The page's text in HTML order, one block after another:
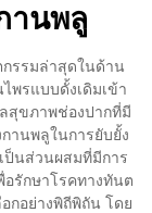
านพลู
รรมล่าสุดในด้าน
รแบบดั้งเดิมเข้า
สุขภาพช่องปากที่มี
านพลูในการยับยั้ง
ป็นส่วนผสมที่มีการ
รักษาโรคทางทันต
กอย่างพิถีพิถัน โดย